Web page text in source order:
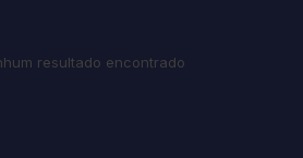
resultado encontrado